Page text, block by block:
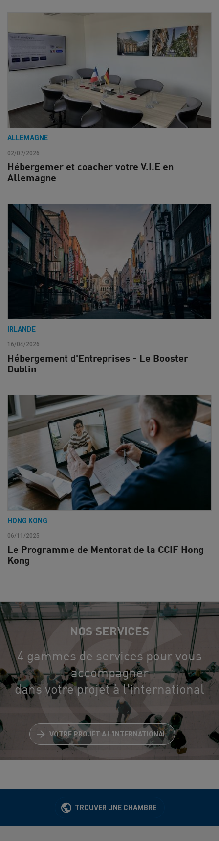
ALLEMAGNE
02/07/2026
Hébergemer et coacher votre V.I.E en
Allemagne
IRLANDE
16/04/2026
Hébergement d'Entreprises - Le Booster
Dublin
HONG KONG
06/11/2025
Le Programme de Mentorat de la CCIF Hong
Kong
NOS SERVICES
4 gammes de services pour vous
accompagner
dans votre projet à l'international
VOTRE PROJET A L'INTERNATIONAL
TROUVER UNE CHAMBRE